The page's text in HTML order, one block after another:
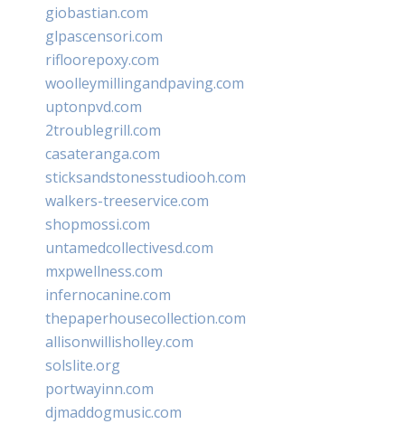
giobastian.com
glpascensori.com
rifloorepoxy.com
woolleymillingandpaving.com
uptonpvd.com
2troublegrill.com
casateranga.com
sticksandstonesstudiooh.com
walkers-treeservice.com
shopmossi.com
untamedcollectivesd.com
mxpwellness.com
infernocanine.com
thepaperhousecollection.com
allisonwillisholley.com
solslite.org
portwayinn.com
djmaddogmusic.com